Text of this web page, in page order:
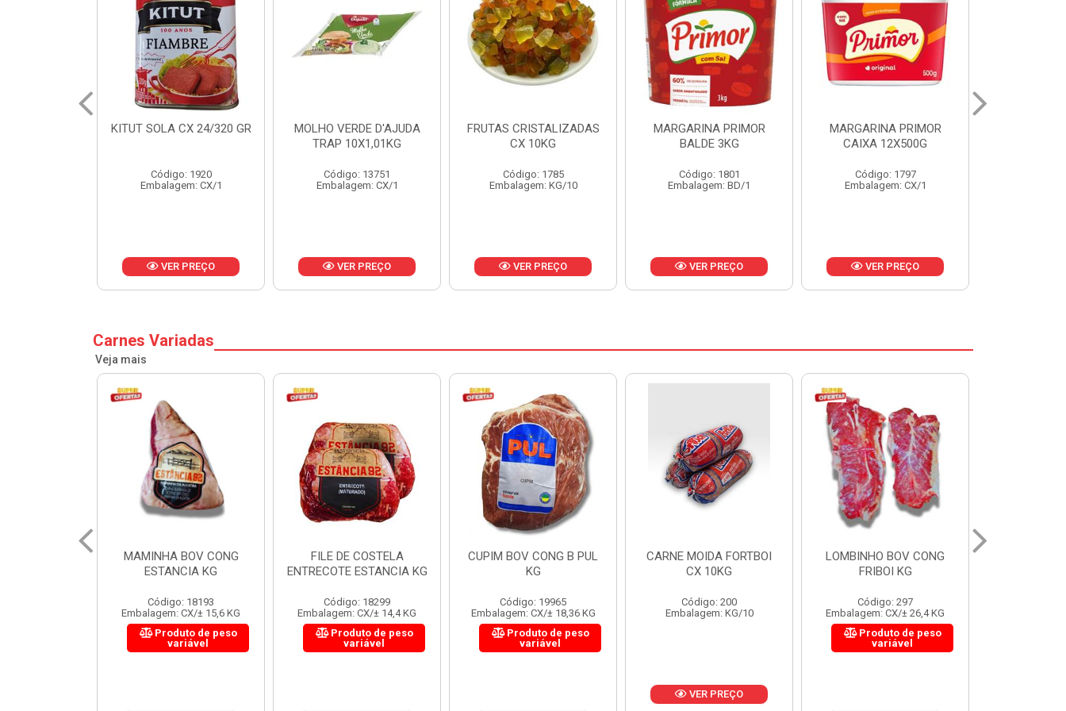
MOLHO VERDE D'AJUDA
Código: 13751
Embalagem: CX/1
VER PREÇO
FRUTAS CRISTALIZADAS
CX 10KG
Código: 1785
Embalagem: KG/10
VER PREÇO
MARGARINA PRIMOR
BALDE 3KG
Código: 1801
Embalagem: BD/1
VER PREÇO
MARGARINA PRIMOR
CAIXA 12X500G
Código: 1797
Embalagem: CX/1
VER PREÇO
MARGARINA PRIMOR CX
24X250G
Código: 1921
Embalagem: CX/1
VER PREÇO
Carnes Variadas
Veja mais
FILE DE COSTELA
ENTRECOTE ESTANCIA KG
Código: 18299
Embalagem: CX/± 14,4 KG
Produto de peso
variável
CUPIM BOV CONG B PUL
KG
Código: 19965
Embalagem: CX/± 18,36 KG
Produto de peso
variável
CARNE MOIDA FORTBOI
CX 10KG
Código: 200
Embalagem: KG/10
LOMBINHO BOV CONG
FRIBOI KG
Código: 297
Embalagem: CX/± 26,4 KG
FIGADO BOV CONG FRIBOI
KG
Código: 222
Embalagem: CX/± 30,12 KG
Produto de peso
variável